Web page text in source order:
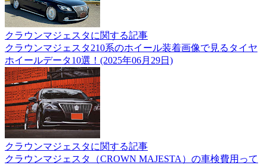
クラウンマジェスタに関する記事
クラウンマジェスタ210系のホイール装着画像で見るタイヤ
ホイールデータ10選！(2025年06月29日)
クラウンマジェスタに関する記事
クラウンマジェスタ（CROWN MAJESTA）の車検費用って